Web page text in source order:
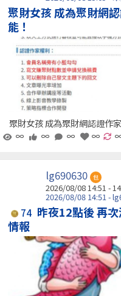
聚財女孩 成為聚財網
能！
聚財女孩 成為聚財網認證作
∞
∞ ∞ ∞
lg690630 包
2026/08/08 14:51 -
2026/08/08 14:51 -
74 昨夜12點後 再
情報